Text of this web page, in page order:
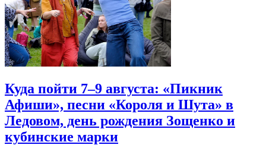
Куда пойти 7–9 августа: «Пикник
Афиши», песни «Короля и Шута» в
Ледовом, день рождения Зощенко и
кубинские марки